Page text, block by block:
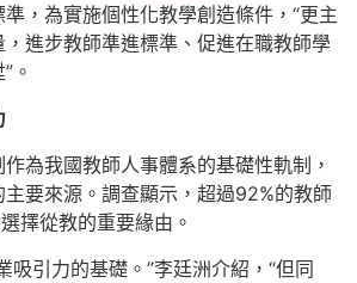
，為實施個性化教學創造條件，“更主
進步教師準進標準、促進在職教師學
。
為我國教師人事體系的基礎性軌制，
要來源。調查顯示，超過92%的教師
擇從教的重要緣由。
吸引力的基礎。”李廷洲介紹，“但同